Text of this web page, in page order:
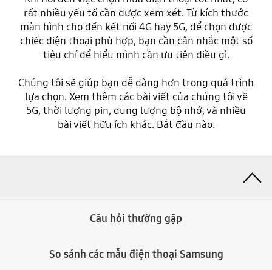
rất nhiều yếu tố cần được xem xét. Từ kích thước
màn hình cho đến kết nối 4G hay 5G, để chọn được
chiếc điện thoại phù hợp, bạn cần cân nhắc một số
tiêu chí để hiểu mình cần ưu tiên điều gì.
Chúng tôi sẽ giúp bạn dễ dàng hơn trong quá trình
lựa chọn. Xem thêm các bài viết của chúng tôi về
5G, thời lượng pin, dung lượng bộ nhớ, và nhiều
bài viết hữu ích khác. Bắt đầu nào.
Câu hỏi thường gặp
So sánh các mẫu điện thoại Samsung